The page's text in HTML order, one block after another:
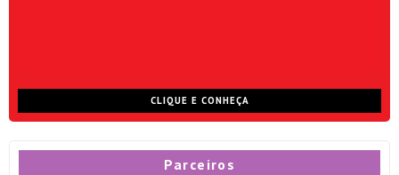
CLIQUE E CONHEÇA
Parceiros